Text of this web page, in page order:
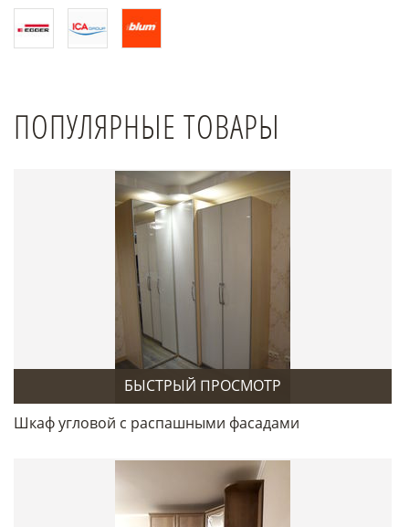
ПОПУЛЯРНЫЕ ТОВАРЫ
БЫСТРЫЙ ПРОСМОТР
Шкаф угловой с распашными фасадами